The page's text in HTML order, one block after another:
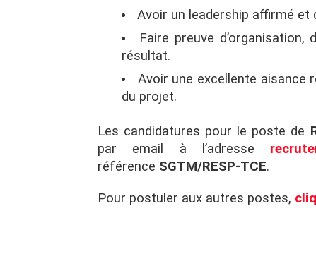
Avoir un leadership affirmé et
Faire preuve
résultat.
Avoir une excellente aisance
du projet.
Les candidatures pour le poste de
par email à l’adresse
référence SGTM/RESP-TCE.
Pour postuler aux autres postes,